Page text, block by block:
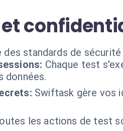
des standards de
Chaque test
données.
Swiftask gère vos
les actions de test